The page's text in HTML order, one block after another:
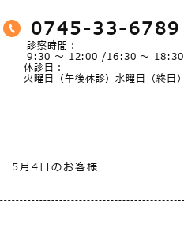
0745-33-6789
診察時間：
9:30 ～ 12:00 /16:30 ～ 18:30
休診日：
火曜日（午後休診）水曜日（終日）
5月4日のお客様